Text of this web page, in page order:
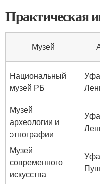
Практическая
Музей
Национальный
музей РБ
Музей
археологии и
этнографии
Музей
современного
искусства